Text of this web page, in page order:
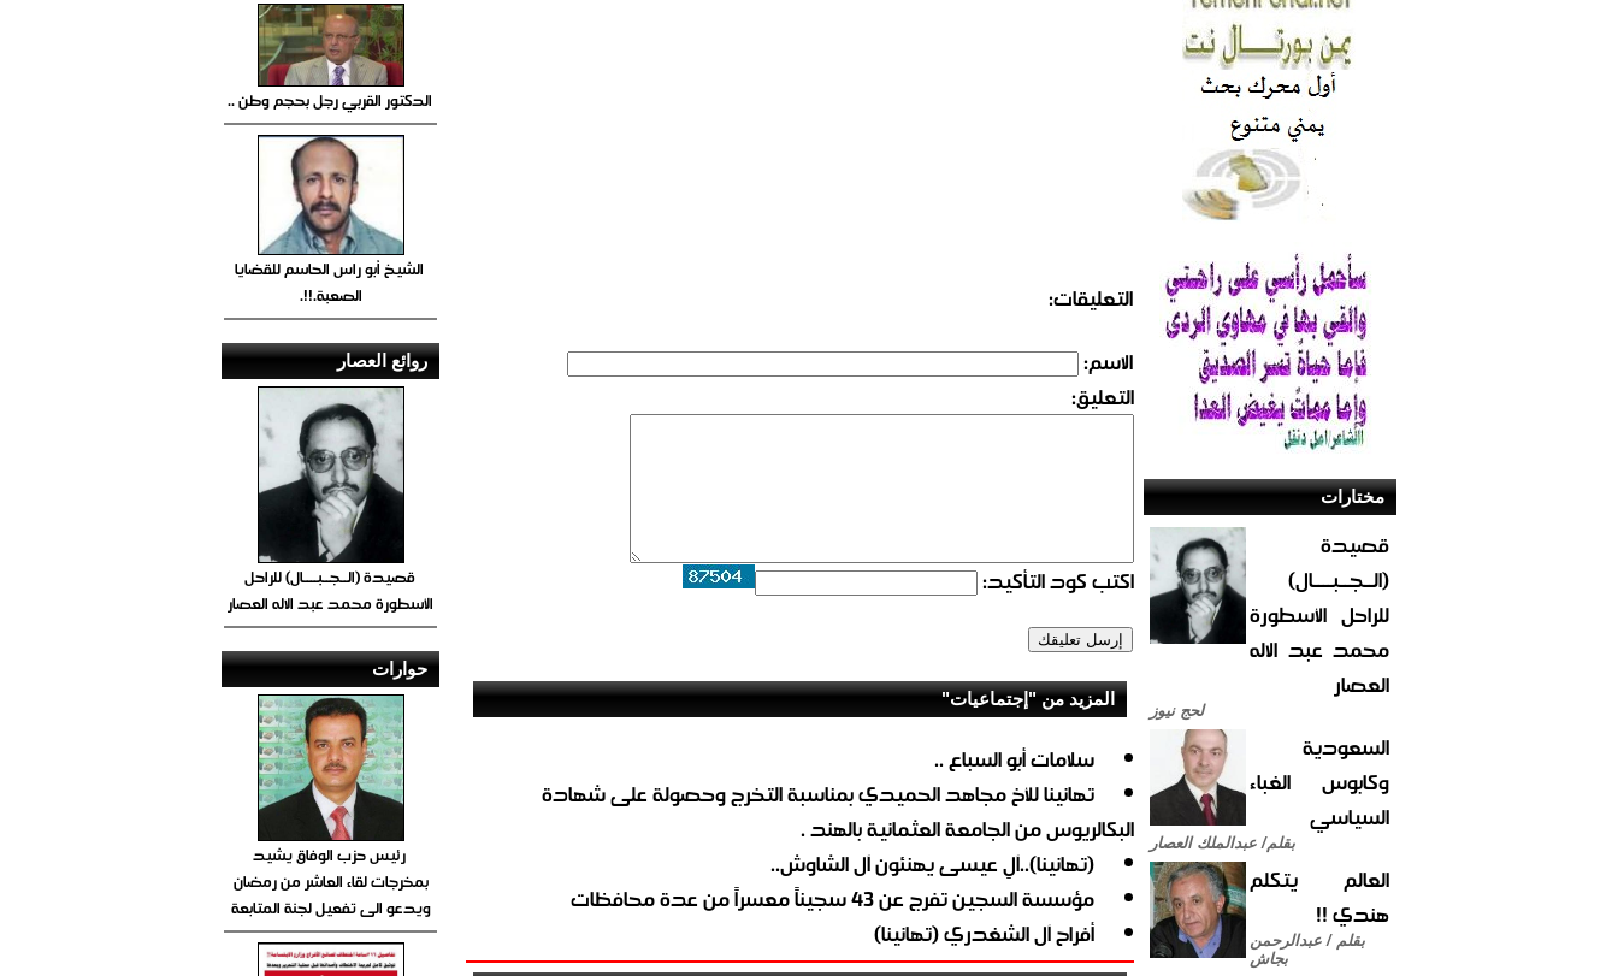
مختارات
قصيدة
(الــجــبــــال)
للراحل الأسطورة
محمد عبد الاله
العصار
لحج نيوز
السعودية
وكابوس الغباء
السياسي
بقلم/ عبدالملك العصار
العالم يتكلم
هندي !!
بقلم / عبدالرحمن
بجاش
التعليقات:
الاسم:
التعليق:
اكتب كود التأكيد:
المزيد من "إجتماعيات"
سلامات أبو السباع ..
تهانينا للأخ مجاهد الحميدي بمناسبة التخرج وحصولة على شهادة
البكالريوس من الجامعة العثمانية بالهند .
(تهانينا)..آلِ عيسى يهنئون آل الشاوش..
مؤسسة السجين تفرج عن 43 سجيناً معسراً من عدة محافظات
أفراح آل الشغدري (تهانينا)
الدكتور القربي رجل بحجم وطن ..
الشيخ أبو راس الحاسم للقضايا
الصعبة.!!.
روائع العصار
قصيدة (الــجــبــــال) للراحل
الأسطورة محمد عبد الاله العصار
حوارات
رئيس حزب الوفاق يشيد
بمخرجات لقاء العاشر من رمضان
ويدعو الى تفعيل لجنة المتابعة